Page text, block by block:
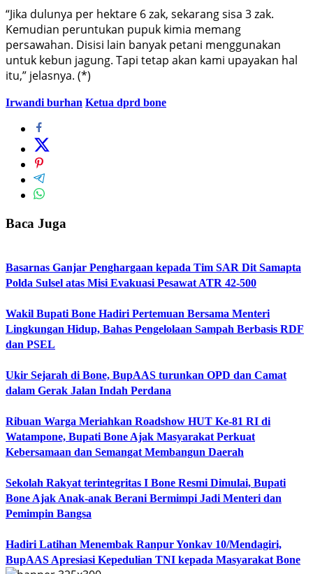
“Jika dulunya per hektare 6 zak, sekarang sisa 3 zak.
Kemudian peruntukan pupuk kimia memang
persawahan. Disisi lain banyak petani menggunakan
untuk kebun jagung. Tapi tetap akan kami upayakan hal
itu,” jelasnya. (*)
Irwandi burhan Ketua dprd bone
Baca Juga
Basarnas Ganjar Penghargaan kepada Tim SAR Dit Samapta
Polda Sulsel atas Misi Evakuasi Pesawat ATR 42-500
Wakil Bupati Bone Hadiri Pertemuan Bersama Menteri
Lingkungan Hidup, Bahas Pengelolaan Sampah Berbasis RDF
dan PSEL
Ukir Sejarah di Bone, BupAAS turunkan OPD dan Camat
dalam Gerak Jalan Indah Perdana
Ribuan Warga Meriahkan Roadshow HUT Ke-81 RI di
Watampone, Bupati Bone Ajak Masyarakat Perkuat
Kebersamaan dan Semangat Membangun Daerah
Sekolah Rakyat terintegritas I Bone Resmi Dimulai, Bupati
Bone Ajak Anak-anak Berani Bermimpi Jadi Menteri dan
Pemimpin Bangsa
Hadiri Latihan Menembak Ranpur Yonkav 10/Mendagiri,
BupAAS Apresiasi Kepedulian TNI kepada Masyarakat Bone